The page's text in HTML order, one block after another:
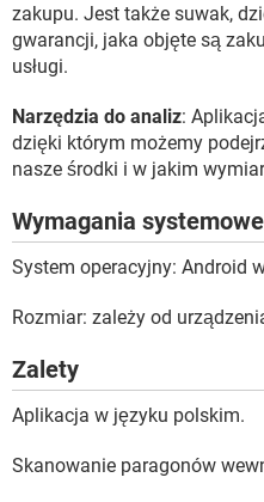
zakupu. Jest także suwak,
gwarancji, jaka objęte są
usługi.
Narzędzia do analiz:
dzięki którym możemy
nasze środki i w jakim
Wymagania systemowe
System operacyjny: Android
Rozmiar: zależy od
Zalety
Aplikacja w języku polskim.
Skanowanie paragonów